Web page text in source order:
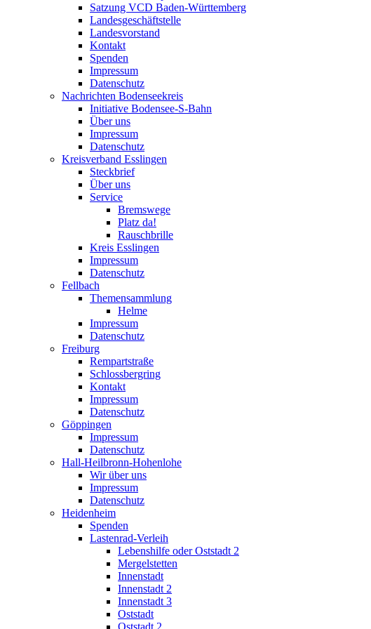
Satzung VCD Baden-Württemberg
Landesgeschäftstelle
Landesvorstand
Kontakt
Spenden
Impressum
Datenschutz
Nachrichten Bodenseekreis
Initiative Bodensee-S-Bahn
Über uns
Impressum
Datenschutz
Kreisverband Esslingen
Steckbrief
Über uns
Service
Bremswege
Platz da!
Rauschbrille
Kreis Esslingen
Impressum
Datenschutz
Fellbach
Themensammlung
Helme
Impressum
Datenschutz
Freiburg
Rempartstraße
Schlossbergring
Kontakt
Impressum
Datenschutz
Göppingen
Impressum
Datenschutz
Hall-Heilbronn-Hohenlohe
Wir über uns
Impressum
Datenschutz
Heidenheim
Spenden
Lastenrad-Verleih
Lebenshilfe oder Oststadt 2
Mergelstetten
Innenstadt
Innenstadt 2
Innenstadt 3
Oststadt
Oststadt 2